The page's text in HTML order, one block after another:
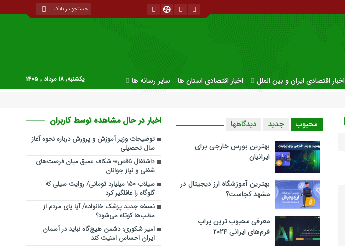
اخبار اقتصادی ایران و بین الملل اخبار اقتصادی استان ها سایر رسانه ها یکشنبه, ۱۸ مرداد , ۱۴۰۵
محبوب جدید دیدگاهها
بهترین بورس خارجی برای
ایرانیان
بهترین آموزشگاه ارز دیجیتال در
مشهد کجاست؟
معرفی محبوب ترین پراپ
فرم‌های ایرانی ۲۰۲۴
اخبار در حال مشاهده توسط کاربران
توضیحات وزیر آموزش و پرورش درباره نحوه آغاز
سال تحصیلی
«اشتغال ناقص»؛ شکاف عمیق میان فرصت‌های
شغلی و نیاز جوانان
سیلاب ۱۵۰ میلیارد تومانی/ روایت سیلی که
گلوگاه را غافلگیر کرد
نسخه جدید پزشک خانواده/ آیا پای مردم از
مطب‌ها‌ کوتاه می‌شود؟
امیر شکوری: دشمن هیچ‌گاه نباید در آسمان
ایران احساس امنیت کند